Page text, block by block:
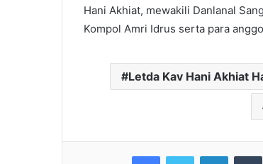
Hani Akhiat, mewakili Danlanal
Kompol Amri Idrus serta para
Letda Kav Hani Akhiat